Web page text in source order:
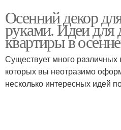
Осенний декор
руками. Идеи для
квартиры в
Существует много
которых вы неотразимо
несколько интересных идей